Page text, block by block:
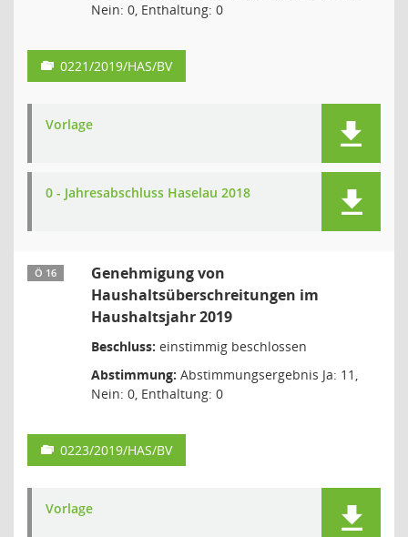
Nein: 0, Enthaltung: 0
0221/2019/HAS/BV
Vorlage
0 - Jahresabschluss Haselau 2018
Ö 16
Genehmigung von
Haushaltsüberschreitungen im
Haushaltsjahr 2019
Beschluss: einstimmig beschlossen
Abstimmung: Abstimmungsergebnis Ja: 11,
Nein: 0, Enthaltung: 0
0223/2019/HAS/BV
Vorlage